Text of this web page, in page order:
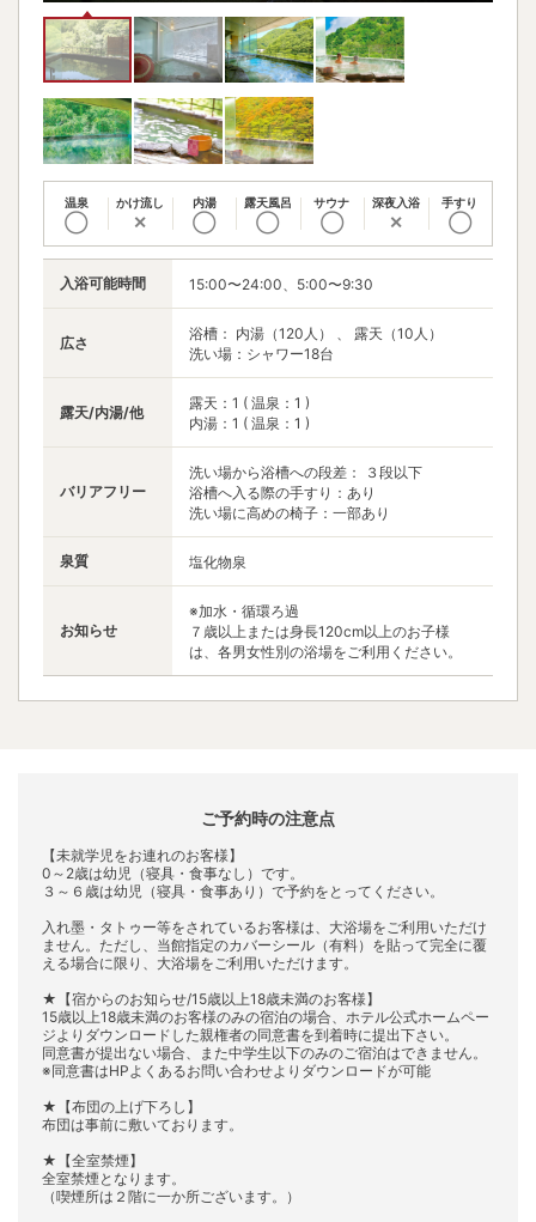
温泉
◯
かけ流し
✕
内湯
◯
露天風呂
◯
サウナ
◯
深夜入浴
✕
手すり
◯
入浴可能時間 15:00〜24:00、5:00〜9:30
広さ
浴槽： 内湯（120人） 、 露天（10人）
洗い場：シャワー18台
露天/内湯/他
露天：1 ( 温泉：1 )
内湯：1 ( 温泉：1 )
バリアフリー
洗い場から浴槽への段差： ３段以下
浴槽へ入る際の手すり：あり
洗い場に高めの椅子：一部あり
泉質 塩化物泉
お知らせ
※加水・循環ろ過
７歳以上または身長120cm以上のお子様
は、各男女性別の浴場をご利用ください。
ご予約時の注意点
【未就学児をお連れのお客様】
0～2歳は幼児（寝具・食事なし）です。
３～６歳は幼児（寝具・食事あり）で予約をとってください。
入れ墨・タトゥー等をされているお客様は、大浴場をご利用いただけ
ません。ただし、当館指定のカバーシール（有料）を貼って完全に覆
える場合に限り、大浴場をご利用いただけます。
★【宿からのお知らせ/15歳以上18歳未満のお客様】
15歳以上18歳未満のお客様のみの宿泊の場合、ホテル公式ホームペー
ジよりダウンロードした親権者の同意書を到着時に提出下さい。
同意書が提出ない場合、また中学生以下のみのご宿泊はできません。
※同意書はHPよくあるお問い合わせよりダウンロードが可能
★【布団の上げ下ろし】
布団は事前に敷いております。
★【全室禁煙】
全室禁煙となります。
（喫煙所は２階に一か所ございます。）